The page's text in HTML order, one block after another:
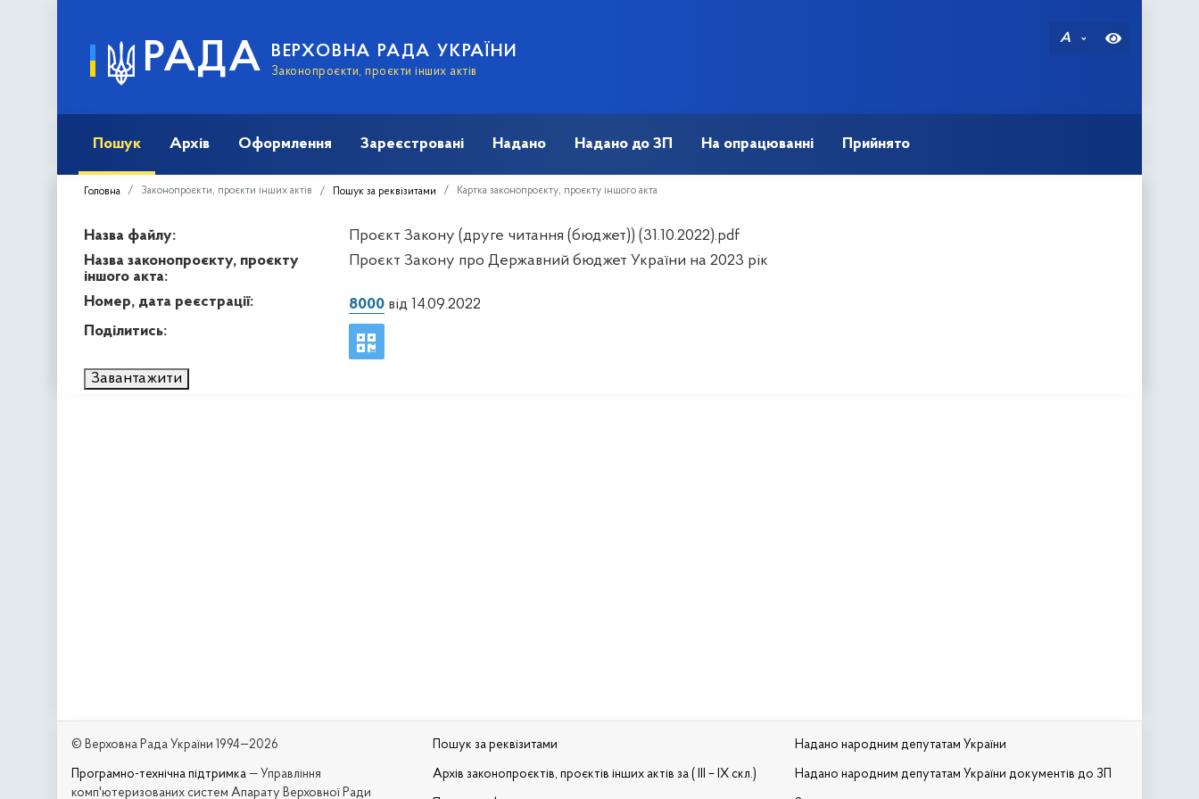
РАДА ВЕРХОВНА РАДА УКРАЇНИ
Законопроєкти, проєкти інших актів
A
Пошук Архів Оформлення Зареєстровані Надано Надано до ЗП На опрацюванні Прийнято
Головна Законопроєкти, проєкти інших актів Пошук за реквізитами Картка законопроєкту, проєкту іншого акта
Назва файлу:
Проєкт Закону (друге читання (бюджет)) (31.10.2022).pdf
Назва законопроєкту, проєкту
іншого акта:
Проєкт Закону про Державний бюджет України на 2023 рік
Номер, дата реєстрації: 8000від 14.09.2022
Поділитись:
Завантажити
© Верховна Рада України 1994—2026
Програмно-технічна підтримка — Управління
комп'ютеризованих систем Апарату Верховної Ради
Пошук за реквізитами
Архів законопроєктів, проєктів інших актів за ( III – IX скл.)
Надано народним депутатам України
Надано народним депутатам України документів до ЗП